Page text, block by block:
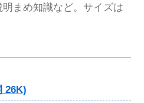
まめ知識など。サイズは
26K)